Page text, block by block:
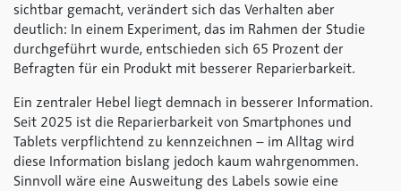
sichtbar gemacht, verändert sich das Verhalten aber
deutlich: In einem Experiment, das im Rahmen der Studie
durchgeführt wurde, entschieden sich 65 Prozent der
Befragten für ein Produkt mit besserer Reparierbarkeit.
Ein zentraler Hebel liegt demnach in besserer Information.
Seit 2025 ist die Reparierbarkeit von Smartphones und
Tablets verpflichtend zu kennzeichnen – im Alltag wird
diese Information bislang jedoch kaum wahrgenommen.
Sinnvoll wäre eine Ausweitung des Labels sowie eine